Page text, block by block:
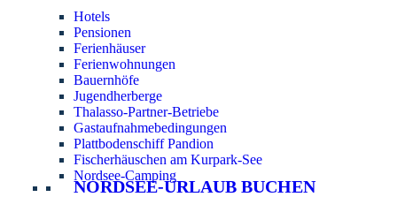
Hotels
Pensionen
Ferienhäuser
Ferienwohnungen
Bauernhöfe
Jugendherberge
Thalasso-Partner-Betriebe
Gastaufnahmebedingungen
Plattbodenschiff Pandion
Fischerhäuschen am Kurpark-See
Nordsee-Camping
NORDSEE-URLAUB BUCHEN